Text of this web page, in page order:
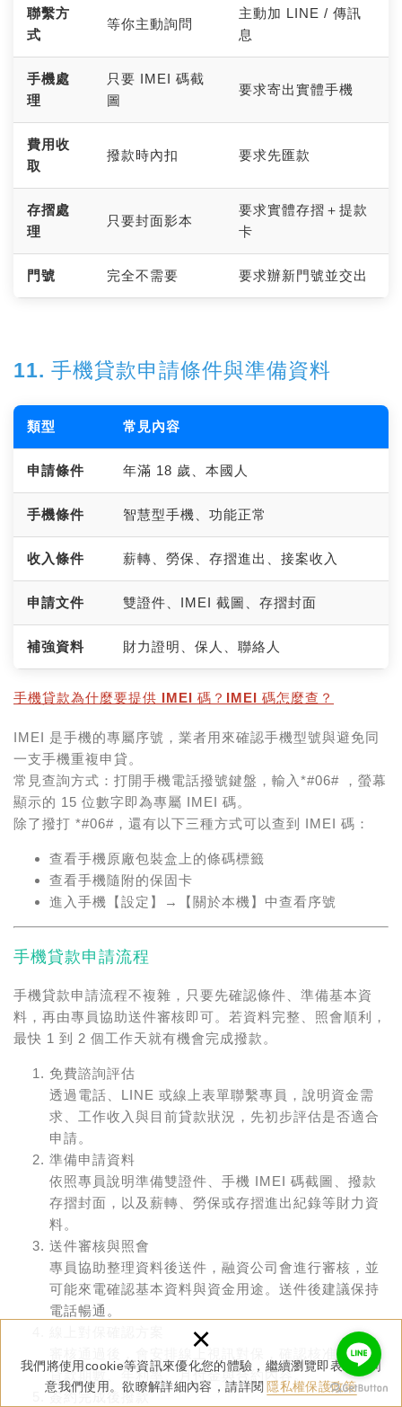
我們將使用cookie等資訊來優化您的體驗，繼續瀏覽即表示您同
意我們使用。欲瞭解詳細內容，請詳閱 隱私權保護政策
×
聯繫方
式
等你主動詢問
主動加 LINE / 傳訊
息
手機處
理
只要 IMEI 碼截
圖
要求寄出實體手機
費用收
取
撥款時內扣 要求先匯款
存摺處
理
只要封面影本
要求實體存摺＋提款
卡
門號 完全不需要 要求辦新門號並交出
11. 手機貸款申請條件與準備資料
類型 常見內容
申請條件 年滿 18 歲、本國人
手機條件 智慧型手機、功能正常
收入條件 薪轉、勞保、存摺進出、接案收入
申請文件 雙證件、IMEI 截圖、存摺封面
補強資料 財力證明、保人、聯絡人
手機貸款為什麼要提供 IMEI 碼？IMEI 碼怎麼查？
IMEI 是手機的專屬序號，業者用來確認手機型號與避免同
一支手機重複申貸。
常見查詢方式：打開手機電話撥號鍵盤，輸入*#06#
，螢幕
顯示的 15 位數字即為專屬 IMEI 碼。
除了撥打 *#06# ，還有以下三種方式可以查到 IMEI 碼：
查看手機原廠包裝盒 上的條碼標籤
查看手機隨附的保固卡
進入手機【設定】→【關於本機】中查看序號
手機貸款申請流程
手機貸款申請流程不複雜，只要先確認條件、準備基本資
料，再由專員協助送件審核即可。若資料完整、照會順利，
最快 1 到 2 個工作天就有機會完成撥款。
免費諮詢評估
透過電話、LINE 或線上表單聯繫專員，說明資金需
求、工作收入與目前貸款狀況，先初步評估是否適合
申請。
準備申請資料
依照專員說明準備雙證件、手機 IMEI 碼截圖、撥款
存摺封面，以及薪轉、勞保或存摺進出紀錄等財力資
料。
送件審核與照會
專員協助整理資料後送件，融資公司會進行審核，並
可能來電確認基本資料與資金用途。送件後建議保持
電話暢通。
審核通過後，會安排線上視訊對保，確認核准額度、
貸款期數、年利率、月付金與合約內容。
簽約完成後撥款